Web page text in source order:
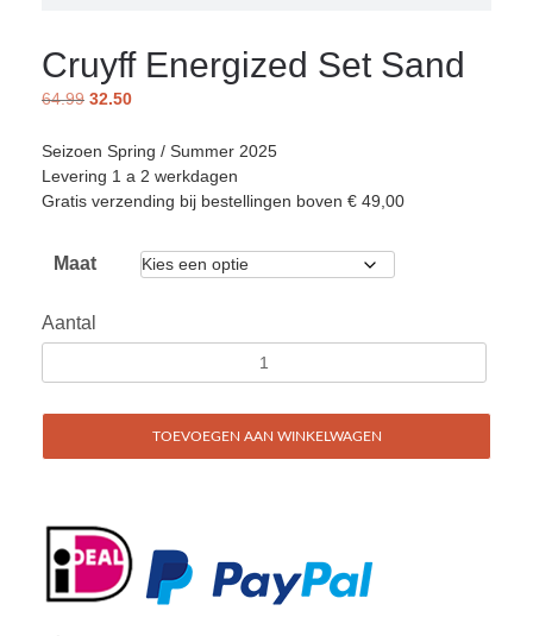
Cruyff Energized Set Sand
64.99 32.50
Seizoen Spring / Summer 2025
Levering 1 a 2 werkdagen
Gratis verzending bij bestellingen boven € 49,00
Maat
Aantal
TOEVOEGEN AAN WINKELWAGEN